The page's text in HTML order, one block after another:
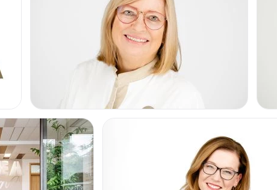
technik a postupů, předevšímlaserové
fillerů (výplní) a botulotoxinu,
. Každý pacient je vnímán
konzultace, během níž dermatolog
cíle pacienta. Na základě této analýzy
může zahrnovat kombinaci různých
systém FotoFinder Adonia–
pleti,který nám pomáhá odhalit hloubku
vrásky a sluneční poškození pleti s
péčí o pleť.
diagnostický systém
. Dle výsledků lékař zvolí individuální